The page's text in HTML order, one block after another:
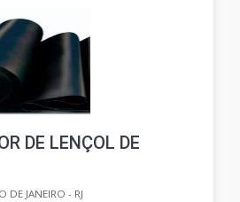
DE LENÇOL DE
DE JANEIRO - RJ